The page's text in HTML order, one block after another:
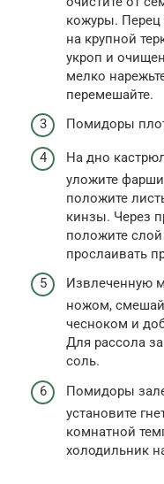
кожуры. Перец
на крупной
укроп и
мелко
перемешайте.
Помидоры
На дно
уложите
положите
кинзы. Через
положите
прослаивать
Извлеченную
ножом,
чесноком и
Для рассола
соль.
Помидоры
установите
комнатной
холодильник